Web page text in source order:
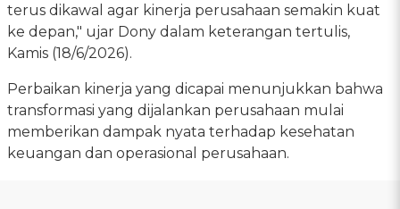
terus dikawal agar kinerja perusahaan semakin kuat
ke depan," ujar Dony dalam keterangan tertulis,
Kamis (18/6/2026).
Perbaikan kinerja yang dicapai menunjukkan bahwa
transformasi yang dijalankan perusahaan mulai
memberikan dampak nyata terhadap kesehatan
keuangan dan operasional perusahaan.